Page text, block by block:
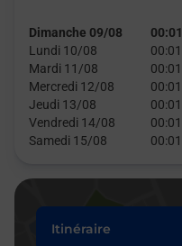
Dimanche 09/08 00:01
Lundi 10/08
00:01
Mardi 11/08
00:01
Mercredi 12/08
00:01
Jeudi 13/08
00:01
Vendredi 14/08
00:01
Samedi 15/08
00:01
Itinéraire